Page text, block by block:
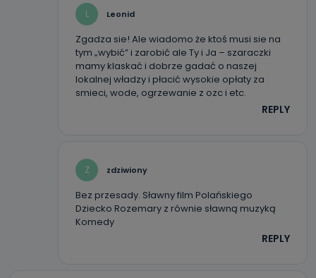
żądania ich sprostowania, usunięcia danych,
ograniczenia ich przetwarzania oraz prawo wniesienia
sprzeciwu wobec ich przetwarzania.
Do kiedy Państwa dane osobowe będą
przechowywane?
Do czasu wycofania zgody lub, jeśli dane będą
przetwarzane na podstawie prawnie uzasadnionego celu
Przetwarzane kategorie Państwa danych osobowych to
dane, które pochodzą bezpośrednio od Państwa (lub
zostały przekazane w Państwa imieniu) lub dane osobowe,
które zostały zebrane ze źródeł publicznie dostępnych, w
szczególności: imię i nazwisko, adres e-mail, telefon
kontaktowy, adres korespondencyjny. Odbiorcą Pastwa
danych osobowych są pracownicy i współpracownicy
L Leonid
Zgadza sie! Ale wiadomo że ktoś musi sie na
tym „wybić” i zarobić ale Ty i Ja – szaraczki
mamy klaskać i dobrze gadać o naszej
lokalnej władzy i płacić wysokie opłaty za
smieci, wode, ogrzewanie z ozc i etc.
REPLY
Z zdziwiony
Bez przesady. Sławny film Polańskiego
Dziecko Rozemary z równie sławną muzyką
Komedy
REPLY